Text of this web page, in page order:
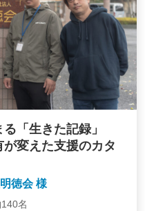
「生きた記録」
変えた支援のカタ
徳会 様
名